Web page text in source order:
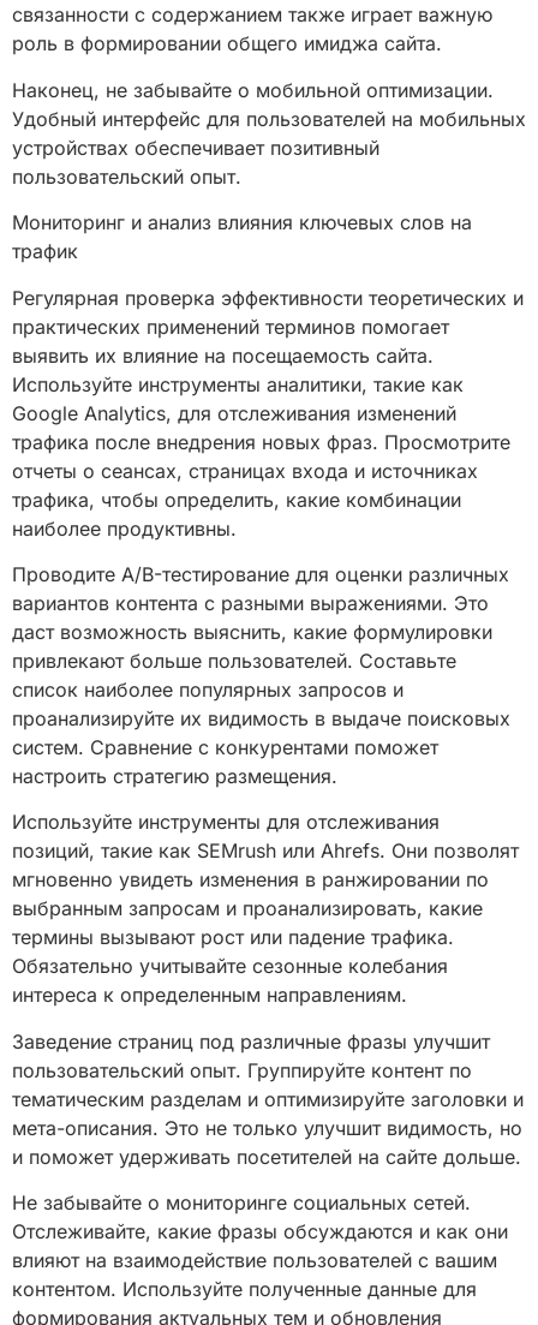
связанности с содержанием также играет важную
роль в формировании общего имиджа сайта.
Наконец, не забывайте о мобильной оптимизации.
Удобный интерфейс для пользователей на мобильных
устройствах обеспечивает позитивный
пользовательский опыт.
Мониторинг и анализ влияния ключевых слов на
трафик
Регулярная проверка эффективности теоретических и
практических применений терминов помогает
выявить их влияние на посещаемость сайта.
Используйте инструменты аналитики, такие как
Google Analytics, для отслеживания изменений
трафика после внедрения новых фраз. Просмотрите
отчеты о сеансах, страницах входа и источниках
трафика, чтобы определить, какие комбинации
наиболее продуктивны.
Проводите A/B-тестирование для оценки различных
вариантов контента с разными выражениями. Это
даст возможность выяснить, какие формулировки
привлекают больше пользователей. Составьте
список наиболее популярных запросов и
проанализируйте их видимость в выдаче поисковых
систем. Сравнение с конкурентами поможет
настроить стратегию размещения.
Используйте инструменты для отслеживания
позиций, такие как SEMrush или Ahrefs. Они позволят
мгновенно увидеть изменения в ранжировании по
выбранным запросам и проанализировать, какие
термины вызывают рост или падение трафика.
Обязательно учитывайте сезонные колебания
интереса к определенным направлениям.
Заведение страниц под различные фразы улучшит
пользовательский опыт. Группируйте контент по
тематическим разделам и оптимизируйте заголовки и
мета-описания. Это не только улучшит видимость, но
и поможет удерживать посетителей на сайте дольше.
Не забывайте о мониторинге социальных сетей.
Отслеживайте, какие фразы обсуждаются и как они
влияют на взаимодействие пользователей с вашим
контентом. Используйте полученные данные для
формирования актуальных тем и обновления